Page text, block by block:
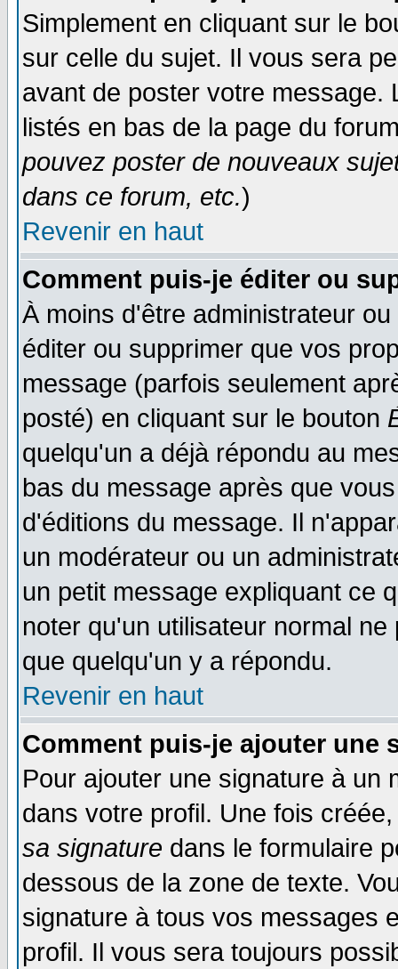
Simplement en cliquant sur le
sur celle du sujet. Il vous sera
avant de poster votre
listés en bas de la page du
pouvez poster de nouveaux
dans ce forum, etc.)
Revenir en haut
Comment puis-je éditer ou
À moins d'être administrateur
éditer ou supprimer que vos
message (parfois seulement
posté) en cliquant sur le bouton
quelqu'un a déjà répondu au
bas du message après que
d'éditions du message. Il
un modérateur ou un
un petit message expliquant ce
noter qu'un utilisateur normal
que quelqu'un y a répondu.
Revenir en haut
Comment puis-je ajouter une
Pour ajouter une signature à un
dans votre profil. Une fois
sa signature dans le formulaire
dessous de la zone de texte.
signature à tous vos messages
profil. Il vous sera toujours